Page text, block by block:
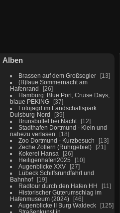
Alben
Brassen auf dem Großsegler
13
(B)laue Sommernacht am
Hafenrand
26
Hamburg: Blue Port, Cruise Days,
blaue PEKING
37
Fotojagd im Landschaftspark
Duisburg-Nord
39
Brunsbüttel bei Nacht
12
Stadthafen Dortmund - Klein und
nahezu verlasen
18
Zoo Dortmund - Kurzbesuch
13
Zeche Zollern (Ruhrgebiet)
21
Kokerei Hansa
26
Heiligenhafen2025
10
Augenblicke XXV
27
Lübeck Schiffsrundfahrt und
Bahnhof
19
Radtour durch den Hafen HH
11
Historischer Güterumschlag im
Hafenmuseum (2024)
46
Augenblicke II Burg Waldeck
125
Straßenkunst in